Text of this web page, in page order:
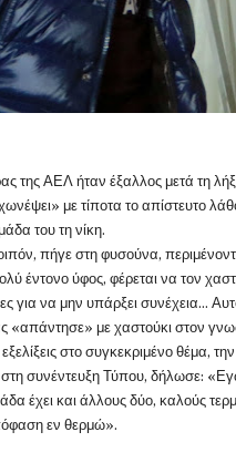
της ΑΕΛ ήταν έξαλλος μετά τη
με τίποτα το απίστευτο
του τη νίκη.
πήγε στη φυσούνα,
έντονο ύφος, φέρεται να τον
για να μην υπάρξει συνέχεια…
«απάντησε» με χαστούκι στον
εξελίξεις στο συγκεκριμένο
συνέντευξη Τύπου, δήλωσε:
έχει και άλλους δύο, καλούς
εν θερμώ».